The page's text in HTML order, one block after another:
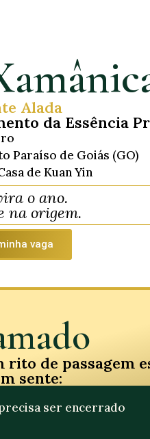
Alada
da Essência
Paraíso de Goiás (GO)
de Kuan Yin
o ano.
na origem.
vaga
rito de passagem
sente:
ser encerrado